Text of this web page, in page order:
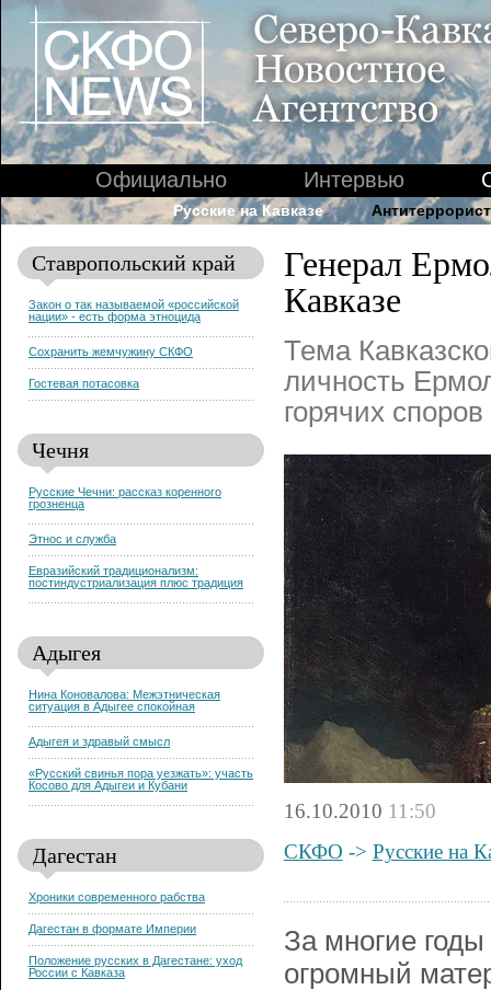
Официально Интервью
Русские на Кавказе
Ставропольский край
Закон о так называемой «российской
нации» - есть форма этноцида
Сохранить жемчужину СКФО
Гостевая потасовка
Чечня
Русские Чечни: рассказ коренного
грозненца
Этнос и служба
Евразийский традиционализм:
постиндустриализация плюс традиция
Адыгея
Нина Коновалова: Межэтническая
ситуация в Адыгее спокойная
Адыгея и здравый смысл
«Русский свинья пора уезжать»: участь
Косово для Адыгеи и Кубани
Дагестан
Хроники современного рабства
Дагестан в формате Империи
Положение русских в Дагестане: уход
России с Кавказа
Генерал
Кавказе
Тема
личность
горячих споров
16.10.2010 11:50
СКФО -> Русские на
За многие
огромный